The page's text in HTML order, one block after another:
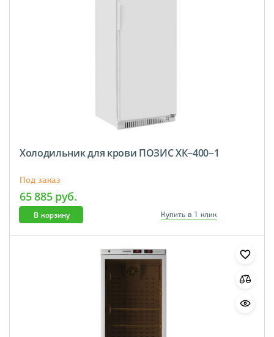
Холодильник для крови ПОЗИС ХК−400−1
Под заказ
65 885 руб.
В корзину Купить в 1 клик